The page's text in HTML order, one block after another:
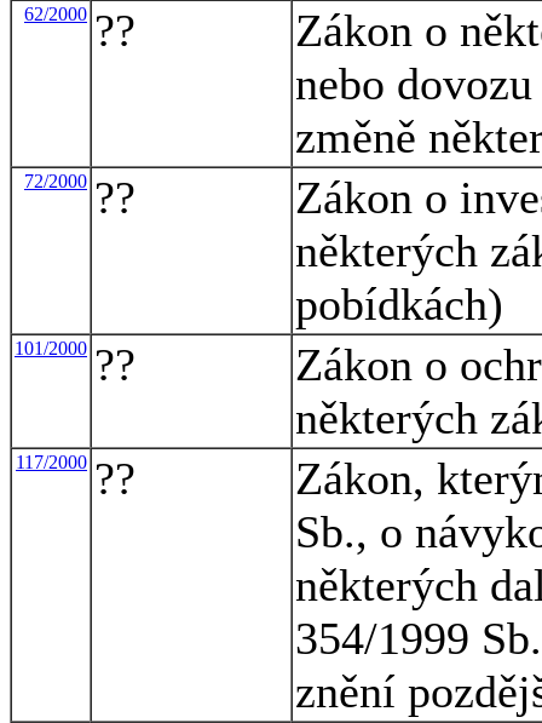
62/2000 ??
Zákon o
nebo
změně
72/2000 ??
Zákon o
některých
pobídkách)
101/2000 ??
Zákon o
některých
117/2000 ??
Zákon,
Sb., o
některých
354/1999
znění